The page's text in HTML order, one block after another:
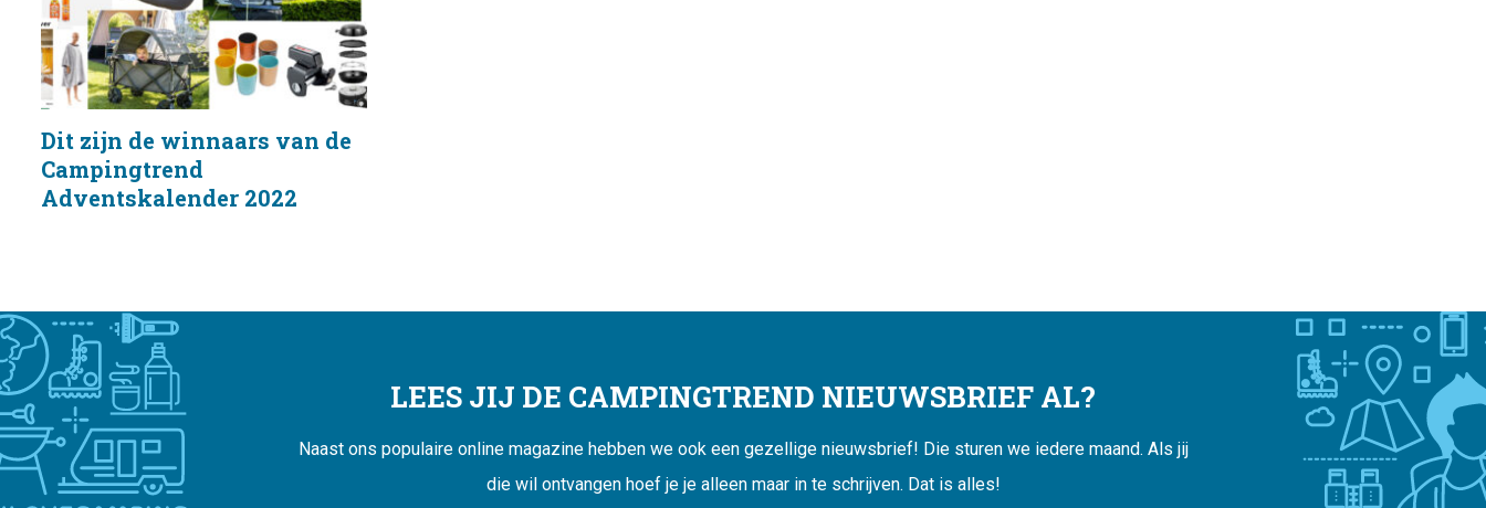
Dit zijn de winnaars van de
Campingtrend
Adventskalender 2022
LEES JIJ DE CAMPINGTREND NIEUWSBRIEF AL?
Naast ons populaire online magazine hebben we ook een gezellige nieuwsbrief! Die sturen we iedere maand. Als jij
die wil ontvangen hoef je je alleen maar in te schrijven. Dat is alles!